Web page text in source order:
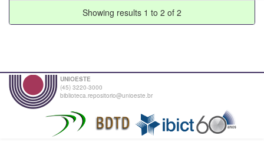
Showing results 1 to 2 of 2
UNIOESTE
(45) 3220-3000
biblioteca.repositorio@unioeste.br